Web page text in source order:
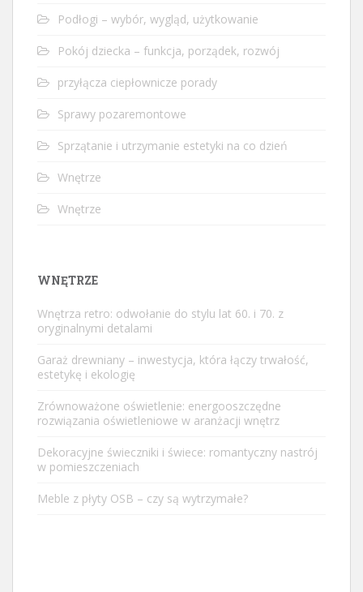
Podłogi – wybór, wygląd, użytkowanie
Pokój dziecka – funkcja, porządek, rozwój
przyłącza ciepłownicze porady
Sprawy pozaremontowe
Sprzątanie i utrzymanie estetyki na co dzień
Wnętrze
Wnętrze
WNĘTRZE
Wnętrza retro: odwołanie do stylu lat 60. i 70. z
oryginalnymi detalami
Garaż drewniany – inwestycja, która łączy trwałość,
estetykę i ekologię
Zrównoważone oświetlenie: energooszczędne
rozwiązania oświetleniowe w aranżacji wnętrz
Dekoracyjne świeczniki i świece: romantyczny nastrój
w pomieszczeniach
Meble z płyty OSB – czy są wytrzymałe?